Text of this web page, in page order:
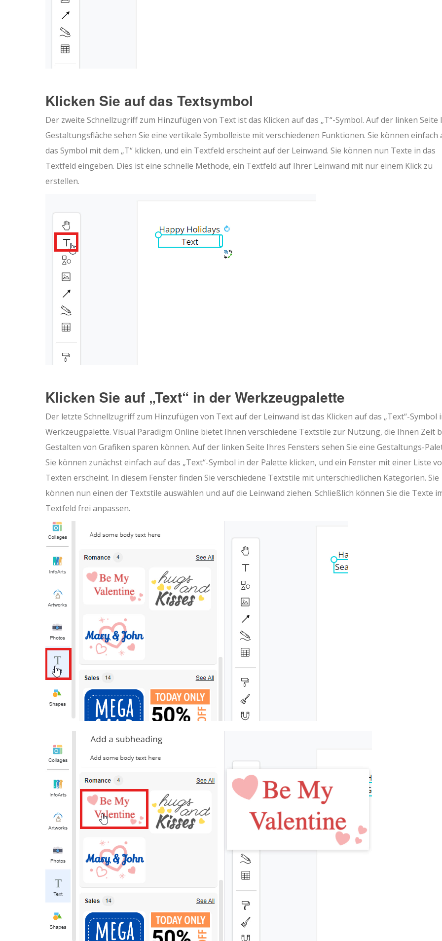
Klicken Sie auf das Textsymbol
Der zweite Schnellzugriff zum Hinzufügen von Text ist das Klicken auf das „T“-Symbol. Auf der linken Seite
Gestaltungsfläche sehen Sie eine vertikale Symbolleiste mit verschiedenen Funktionen. Sie können einfach
das Symbol mit dem „T“ klicken, und ein Textfeld erscheint auf der Leinwand. Sie können nun Texte in das
Textfeld eingeben. Dies ist eine schnelle Methode, ein Textfeld auf Ihrer Leinwand mit nur einem Klick zu
erstellen.
Klicken Sie auf „Text“ in der Werkzeugpalette
Der letzte Schnellzugriff zum Hinzufügen von Text auf der Leinwand ist das Klicken auf das „Text“-Symbol
Werkzeugpalette. Visual Paradigm Online bietet Ihnen verschiedene Textstile zur Nutzung, die Ihnen Zeit
Gestalten von Grafiken sparen können. Auf der linken Seite Ihres Fensters sehen Sie eine Gestaltungs-
Sie können zunächst einfach auf das „Text“-Symbol in der Palette klicken, und ein Fenster mit einer Liste
Texten erscheint. In diesem Fenster finden Sie verschiedene Textstile mit unterschiedlichen Kategorien. Sie
können nun einen der Textstile auswählen und auf die Leinwand ziehen. Schließlich können Sie die Texte
Textfeld frei anpassen.